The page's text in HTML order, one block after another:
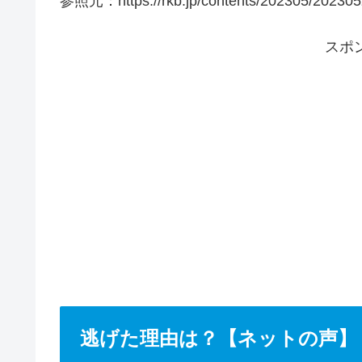
スポ
逃げた理由は？【ネットの声】